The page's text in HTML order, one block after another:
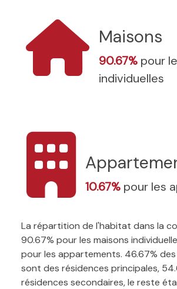
Maisons
90.67% pour
individuelles
10.67% pour les
La répartition de l'habitat dans la
90.67% pour les maisons
pour les appartements. 46.67%
sont des résidences principales,
résidences secondaires, le reste